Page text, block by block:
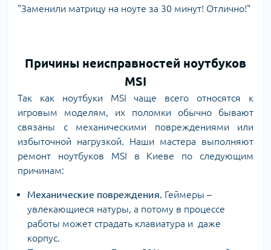
"Заменили матрицу на ноуте за 30 минут! Отлично!"
Причины неисправностей ноутбуков
MSI
Так как ноутбуки MSI чаще всего относятся к
игровым моделям, их поломки обычно бывают
связаны с механическими повреждениями или
избыточной нагрузкой. Наши мастера выполняют
ремонт ноутбуков MSI в Киеве по следующим
причинам:
Механические повреждения. Геймеры –
увлекающиеся натуры, а потому в процессе
работы может страдать клавиатура и даже
корпус.